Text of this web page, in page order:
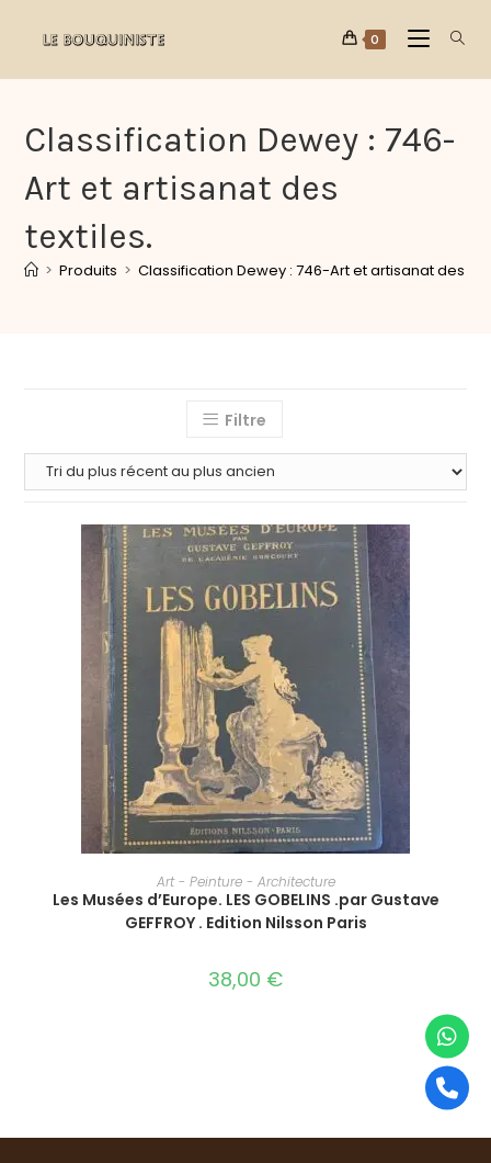
0
Classification Dewey : 746-
Art et artisanat des
textiles.
> Produits > Classification Dewey : 746-Art et artisanat des
Filtre
AJOUTER AU PANIER
Art - Peinture - Architecture
Les Musées d’Europe. LES GOBELINS .par Gustave
GEFFROY . Edition Nilsson Paris
38,00 €